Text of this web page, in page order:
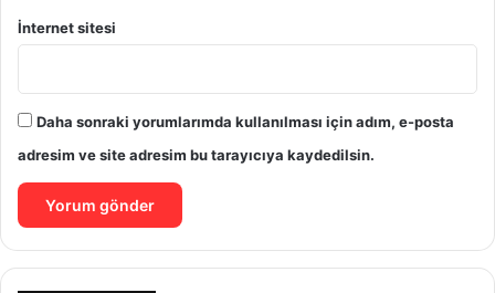
İnternet sitesi
Daha sonraki yorumlarımda kullanılması için adım, e-posta
adresim ve site adresim bu tarayıcıya kaydedilsin.